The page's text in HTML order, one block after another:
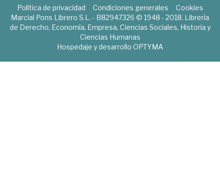
Política de privacidad Condiciones generales
Cookies
Marcial Pons Librero S.L. - B82947326 © 1948 - 2018. Librería
de Derecho, Economía, Empresa, Ciencias Sociales, Historia y
Ciencias Humanas
Hospedaje y desarrollo OPTYMA